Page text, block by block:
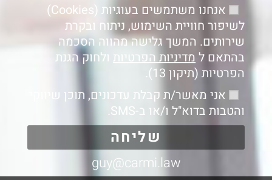
אנחנו משתמשים בעוגיות (Cookies)
לשיפור חוויית השימוש, ניתוח ובקרת
שירותים. המשך גלישה מהווה הסכמה
בהתאם ל מדיניות הפרטיותולחוק הגנת
הפרטיות (תיקון 13).
אני מאשר/ת קבלת עדכונים, תוכן שיווקי
והטבות בדוא"ל ו/או ב-SMS.
שליחה
guy@carmi.law